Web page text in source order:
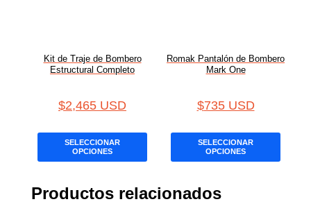
Kit de Traje de Bombero
Estructural Completo
$2,465 USD
SELECCIONAR
OPCIONES
Romak Pantalón de Bombero
Mark One
$735 USD
SELECCIONAR
OPCIONES
Productos relacionados